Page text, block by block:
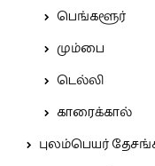
பெங்களூர்
மும்பை
டெல்லி
காரைக்கால்
புலம்பெயர்